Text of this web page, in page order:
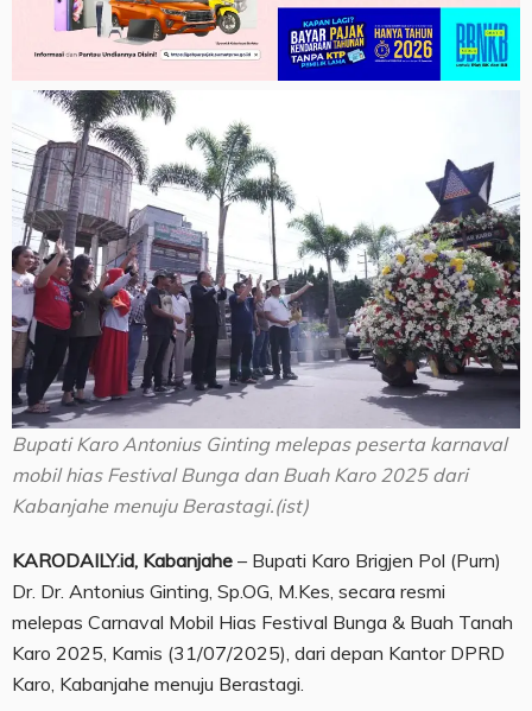
Bupati Karo Antonius Ginting melepas peserta karnaval
mobil hias Festival Bunga dan Buah Karo 2025 dari
Kabanjahe menuju Berastagi.(ist)
KARODAILY.id, Kabanjahe – Bupati Karo Brigjen Pol (Purn)
Dr. Dr. Antonius Ginting, Sp.OG, M.Kes, secara resmi
melepas Carnaval Mobil Hias Festival Bunga & Buah Tanah
Karo 2025, Kamis (31/07/2025), dari depan Kantor DPRD
Karo, Kabanjahe menuju Berastagi.